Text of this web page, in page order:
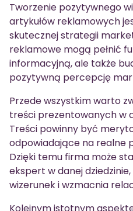
Tworzenie pozytywnego
artykułów reklamowych
skutecznej strategii
reklamowe mogą pełnić
informacyjną, ale także
pozytywną percepcję
Przede wszystkim warto
treści prezentowanych w
Treści powinny być
odpowiadające na realne
Dzięki temu firma może
ekspert w danej
wizerunek i wzmacnia